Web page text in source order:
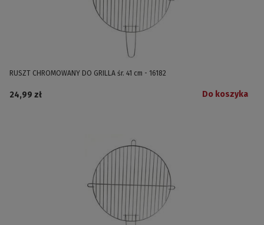
RUSZT CHROMOWANY DO GRILLA śr. 41 cm - 16182
24,99 zł Do koszyka